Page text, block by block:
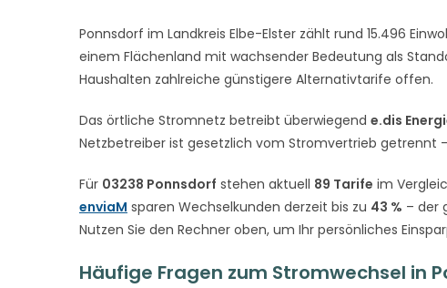
Ponnsdorf im Landkreis Elbe-Elster zählt rund 15.496
einem Flächenland mit wachsender Bedeutung als
Haushalten zahlreiche günstigere Alternativtarife offen.
Das örtliche Stromnetz betreibt überwiegend e.dis
Netzbetreiber ist gesetzlich vom Stromvertrieb getrennt
Für 03238 Ponnsdorf stehen aktuell 89 Tarife im
enviaM sparen Wechselkunden derzeit bis zu 43 % – der
Nutzen Sie den Rechner oben, um Ihr persönliches
Häufige Fragen zum Stromwechsel in